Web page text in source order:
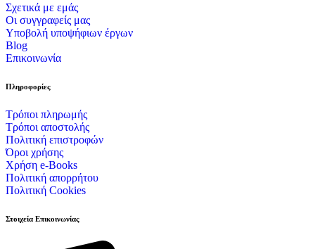
Σχετικά με εμάς
Οι συγγραφείς μας
Υποβολή υποψήφιων έργων
Blog
Επικοινωνία
Πληροφορίες
Τρόποι πληρωμής
Τρόποι αποστολής
Πολιτική επιστροφών
Όροι χρήσης
Χρήση e-Books
Πολιτική απορρήτου
Πολιτική Cookies
Στοιχεία Επικοινωνίας